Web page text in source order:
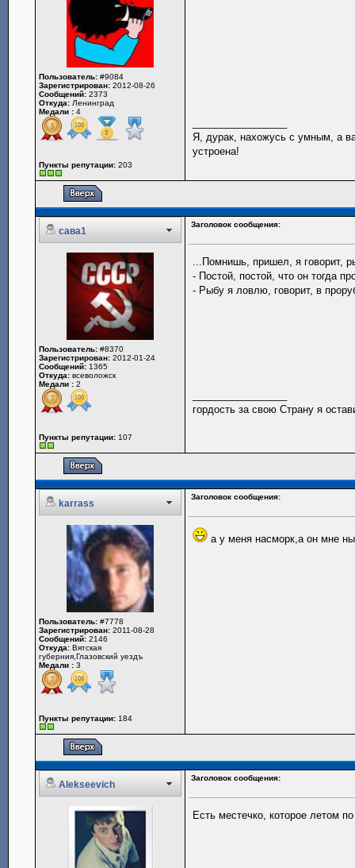
Пользователь: #9084
Зарегистрирован: 2012-08-26
Сообщений: 2373
Откуда: Ленинград
Медали : 4
Пункты репутации: 203
Я, дурак, нахожусь с умным, а
устроена!
сава1
Заголовок сообщения:
Пользователь: #8370
Зарегистрирован: 2012-01-24
Сообщений: 1365
Откуда: всеволожск
Медали : 2
Пункты репутации: 107
...Помнишь, пришел, я говорит,
- Постой, постой, что он тогда
- Рыбу я ловлю, говорит, в
гордость за свою Страну я
karrass
Заголовок сообщения:
Пользователь: #7778
Зарегистрирован: 2011-08-28
Сообщений: 2146
Откуда: Вятская
губерния,Глазовский уездъ
Медали : 3
Пункты репутации: 184
а у меня насморк,а он мне
Alekseevich
Заголовок сообщения:
Есть местечко, которое летом